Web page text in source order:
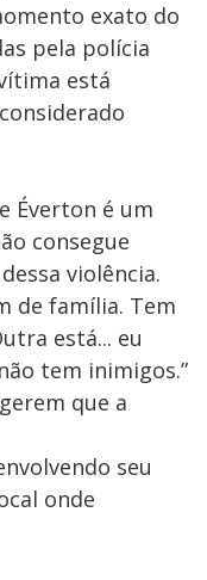
exato do
pela polícia
está
Éverton é um
consegue
violência.
de família. Tem
está... eu
tem inimigos.”
que a
seu
onde